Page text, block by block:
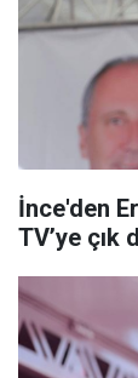
İnce'den
TV’ye çık